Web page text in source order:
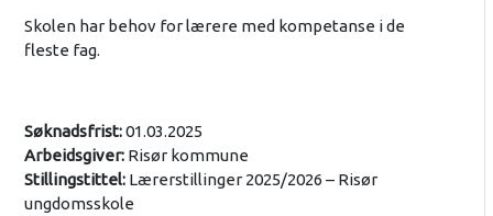
Skolen har behov for lærere med kompetanse i de
fleste fag.
Søknadsfrist:01.03.2025
Arbeidsgiver:Risør kommune
Stillingstittel:Lærerstillinger 2025/2026 – Risør
ungdomsskole